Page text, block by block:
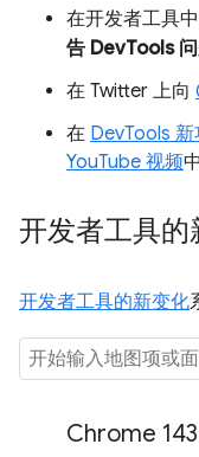
在开发者工具
告 DevTools
在 Twitter 上向
在 DevTools
YouTube 视频
开发者工具的
开发者工具的新变化
Chrome 143